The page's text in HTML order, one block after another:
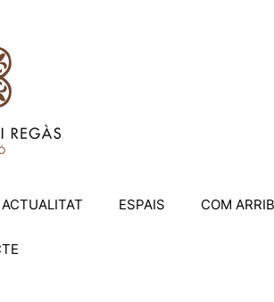
ACTUALITAT ESPAIS COM